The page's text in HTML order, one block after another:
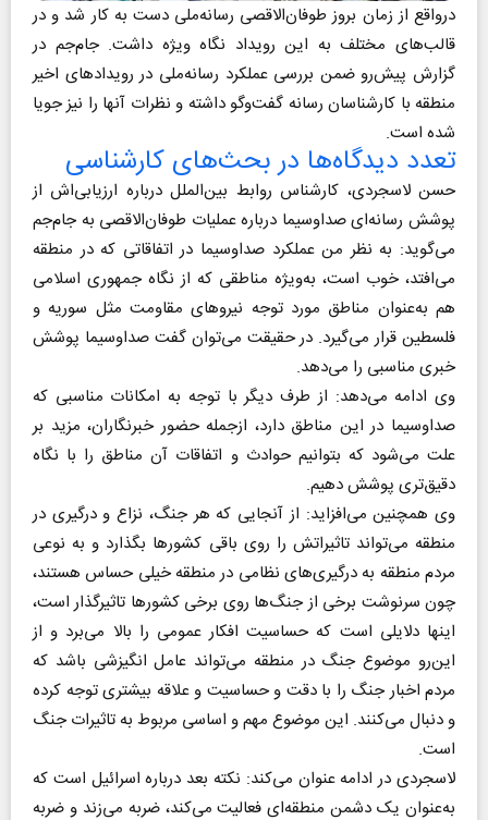
درواقع از زمان بروز طوفان‌الاقصی رسانه‌ملی دست به کار شد و در
قالب‌های مختلف به این رویداد نگاه ویژه داشت. جام‌جم در
گزارش پیش‌رو ضمن بررسی عملکرد رسانه‌ملی در رویدادهای اخیر
منطقه با کارشناسان رسانه گفت‌وگو داشته و نظرات آنها را نیز جویا
شده است.
تعدد دیدگاه‌ها در بحث‌های کارشناسی
حسن لاسجردی، کارشناس روابط بین‌الملل درباره ارزیابی‌اش از
پوشش رسانه‌ای صداوسیما درباره عملیات طوفان‌الاقصی به جام‌جم
می‌گوید: به نظر من عملکرد صداوسیما در اتفاقاتی که در منطقه
می‌افتد، خوب است، به‌ویژه مناطقی که از نگاه جمهوری اسلامی
هم به‌عنوان مناطق مورد توجه نیروهای مقاومت مثل سوریه و
فلسطین قرار می‌گیرد. در حقیقت می‌توان گفت صداوسیما پوشش
خبری مناسبی را می‌دهد.
وی ادامه می‌دهد: از طرف دیگر با توجه به امکانات مناسبی که
صداوسیما در این مناطق دارد، از‌جمله حضور خبرنگاران، مزید بر
علت می‌شود که بتوانیم حوادث و اتفاقات آن مناطق را با نگاه
دقیق‌تری پوشش دهیم.
وی همچنین می‌افزاید: از آنجایی که هر جنگ، نزاع و درگیری در
منطقه می‌تواند تاثیراتش را روی باقی کشورها بگذارد و به نوعی
مردم منطقه به درگیری‌های نظامی در منطقه خیلی حساس هستند،
چون سرنوشت برخی از جنگ‌ها روی برخی کشورها تاثیرگذار است،
اینها دلایلی است که حساسیت افکار عمومی را بالا می‌برد و از
این‌رو موضوع جنگ در منطقه می‌تواند عامل انگیزشی باشد که
مردم اخبار جنگ را با دقت و حساسیت و علاقه بیشتری توجه کرده
و دنبال می‌کنند. این موضوع مهم و اساسی مربوط به تاثیرات جنگ
است.
لاسجردی در ادامه عنوان می‌کند: نکته بعد درباره اسرائیل است که
به‌عنوان یک دشمن منطقه‌ای فعالیت می‌کند، ضربه می‌زند و ضربه